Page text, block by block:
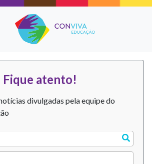
Fique atento!
divulgadas pela equipe do